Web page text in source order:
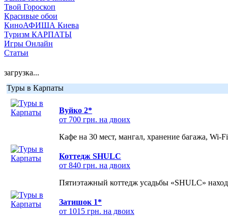
Твой Гороскоп
Красивые обои
КиноАФИША Киева
Туризм КАРПАТЫ
Игры Онлайн
Статьи
загрузка...
Туры в Карпаты
Вуйко 2*
от 700 грн. на двоих
Кафе на 30 мест, мангал, хранение багажа, Wi-
Коттедж SHULC
от 840 грн. на двоих
Пятиэтажный коттедж усадьбы «SHULC»
Затишок 1*
от 1015 грн. на двоих